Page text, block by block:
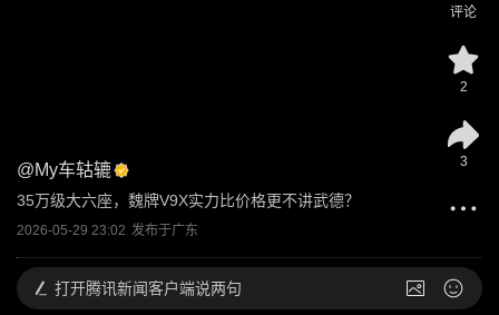
@My车轱辘
35万级大六座，魏牌V9X实力比价格更不讲武德？
2026-05-29 23:02 发布于广东
评论
2
3
打开腾讯新闻客户端说两句